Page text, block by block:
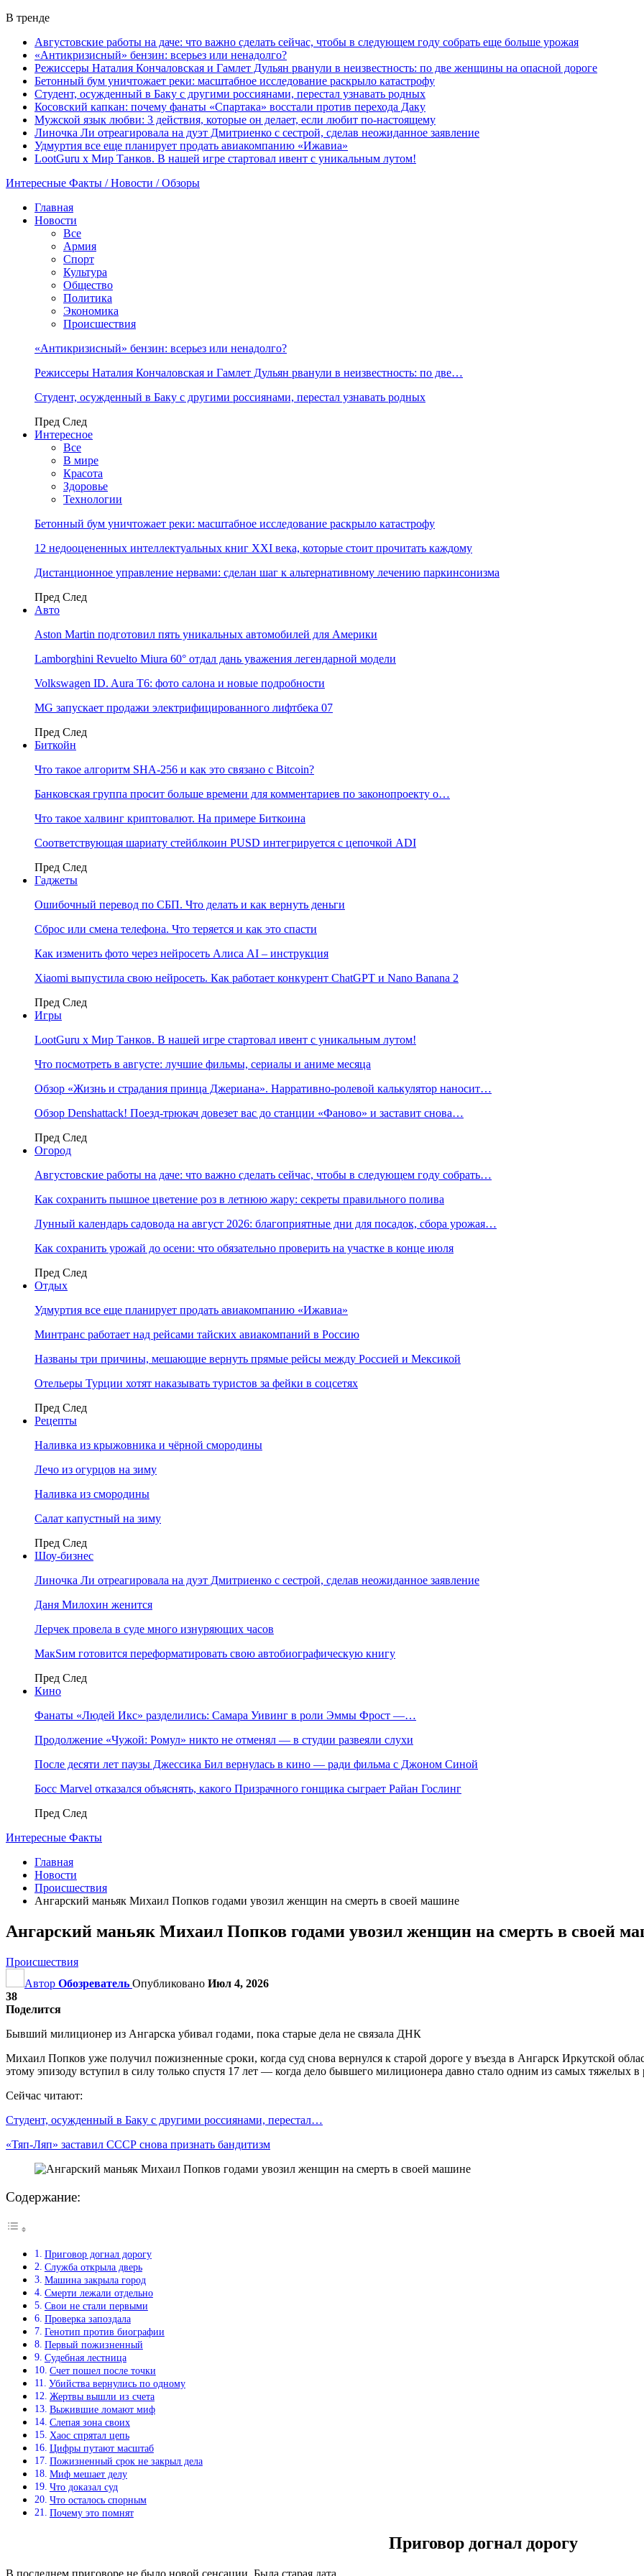
В тренде
Августовские работы на даче: что важно сделать сейчас, чтобы в следующем году собрать еще больше урожая
«Антикризисный» бензин: всерьез или ненадолго?
Режиссеры Наталия Кончаловская и Гамлет Дульян рванули в неизвестность: по две женщины на опасной дороге
Бетонный бум уничтожает реки: масштабное исследование раскрыло катастрофу
Студент, осужденный в Баку с другими россиянами, перестал узнавать родных
Косовский капкан: почему фанаты «Спартака» восстали против перехода Даку
Мужской язык любви: 3 действия, которые он делает, если любит по-настоящему
Линочка Ли отреагировала на дуэт Дмитриенко с сестрой, сделав неожиданное заявление
Удмуртия все еще планирует продать авиакомпанию «Ижавиа»
LootGuru x Мир Танков. В нашей игре стартовал ивент с уникальным лутом!
Интересные Факты / Новости / Обзоры
Главная
Новости
Все
Армия
Спорт
Культура
Общество
Политика
Экономика
Происшествия
«Антикризисный» бензин: всерьез или ненадолго?
Режиссеры Наталия Кончаловская и Гамлет Дульян рванули в неизвестность: по две…
Студент, осужденный в Баку с другими россиянами, перестал узнавать родных
Пред След
Интересное
Все
В мире
Красота
Здоровье
Технологии
Бетонный бум уничтожает реки: масштабное исследование раскрыло катастрофу
12 недооцененных интеллектуальных книг XXI века, которые стоит прочитать каждому
Дистанционное управление нервами: сделан шаг к альтернативному лечению паркинсонизма
Пред След
Авто
Aston Martin подготовил пять уникальных автомобилей для Америки
Lamborghini Revuelto Miura 60° отдал дань уважения легендарной модели
Volkswagen ID. Aura T6: фото салона и новые подробности
MG запускает продажи электрифицированного лифтбека 07
Пред След
Биткойн
Что такое алгоритм SHA-256 и как это связано с Bitcoin?
Банковская группа просит больше времени для комментариев по законопроекту о…
Что такое халвинг криптовалют. На примере Биткоина
Соответствующая шариату стейблкоин PUSD интегрируется с цепочкой ADI
Пред След
Гаджеты
Ошибочный перевод по СБП. Что делать и как вернуть деньги
Сброс или смена телефона. Что теряется и как это спасти
Как изменить фото через нейросеть Алиса AI – инструкция
Xiaomi выпустила свою нейросеть. Как работает конкурент ChatGPT и Nano Banana 2
Пред След
Игры
LootGuru x Мир Танков. В нашей игре стартовал ивент с уникальным лутом!
Что посмотреть в августе: лучшие фильмы, сериалы и аниме месяца
Обзор «Жизнь и страдания принца Джериана». Нарративно-ролевой калькулятор наносит…
Обзор Denshattack! Поезд-трюкач довезет вас до станции «Фаново» и заставит снова…
Пред След
Огород
Августовские работы на даче: что важно сделать сейчас, чтобы в следующем году собрать…
Как сохранить пышное цветение роз в летнюю жару: секреты правильного полива
Лунный календарь садовода на август 2026: благоприятные дни для посадок, сбора урожая…
Как сохранить урожай до осени: что обязательно проверить на участке в конце июля
Пред След
Отдых
Удмуртия все еще планирует продать авиакомпанию «Ижавиа»
Минтранс работает над рейсами тайских авиакомпаний в Россию
Названы три причины, мешающие вернуть прямые рейсы между Россией и Мексикой
Отельеры Турции хотят наказывать туристов за фейки в соцсетях
Пред След
Рецепты
Наливка из крыжовника и чёрной смородины
Лечо из огурцов на зиму
Наливка из смородины
Салат капустный на зиму
Пред След
Шоу-бизнес
Линочка Ли отреагировала на дуэт Дмитриенко с сестрой, сделав неожиданное заявление
Даня Милохин женится
Лерчек провела в суде много изнуряющих часов
МакSим готовится переформатировать свою автобиографическую книгу
Пред След
Кино
Фанаты «Людей Икс» разделились: Самара Уивинг в роли Эммы Фрост —…
Продолжение «Чужой: Ромул» никто не отменял — в студии развеяли слухи
После десяти лет паузы Джессика Бил вернулась в кино — ради фильма с Джоном Синой
Босс Marvel отказался объяснять, какого Призрачного гонщика сыграет Райан Гослинг
Пред След
Интересные Факты
Главная
Новости
Происшествия
Ангарский маньяк Михаил Попков годами увозил женщин на смерть в своей машине
Ангарский маньяк Михаил Попков годами увозил женщин на смерть в своей
Происшествия
Автор Обозреватель Опубликовано Июл 4, 2026
38
Поделится
Бывший милиционер из Ангарска убивал годами, пока старые дела не связала ДНК
Михаил Попков уже получил пожизненные сроки, когда суд снова вернулся к старой дороге у въезда в Ангарск Иркутской
этому эпизоду вступил в силу только спустя 17 лет — когда дело бывшего милиционера давно стало одним из самых тяжелых
Сейчас читают:
Студент, осужденный в Баку с другими россиянами, перестал…
«Тяп-Ляп» заставил СССР снова признать бандитизм
Содержание:
Приговор догнал дорогу
Служба открыла дверь
Машина закрыла город
Смерти лежали отдельно
Свои не стали первыми
Проверка запоздала
Генотип против биографии
Первый пожизненный
Судебная лестница
Счет пошел после точки
Убийства вернулись по одному
Жертвы вышли из счета
Выжившие ломают миф
Слепая зона своих
Хаос спрятал цепь
Цифры путают масштаб
Пожизненный срок не закрыл дела
Миф мешает делу
Что доказал суд
Что осталось спорным
Почему это помнят
Приговор догнал дорогу
В последнем приговоре не было новой сенсации. Была старая дата.